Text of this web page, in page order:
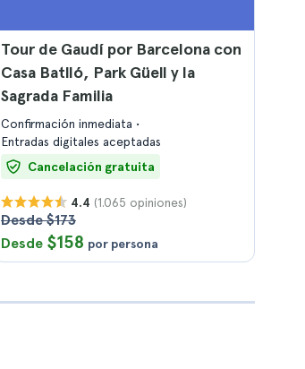
Tour de Gaudí por Barcelona con
Casa Batlló, Park Güell y la
Sagrada Familia
Confirmación inmediata
Entradas digitales aceptadas
Cancelación gratuita
4.4 (1.065 opiniones)
Desde $173
Desde $158 por persona